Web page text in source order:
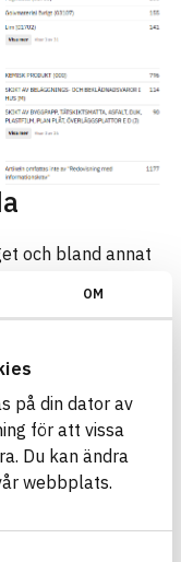
OM
på din dator av
för att vissa
Du kan ändra
webbplats.
och bland annat